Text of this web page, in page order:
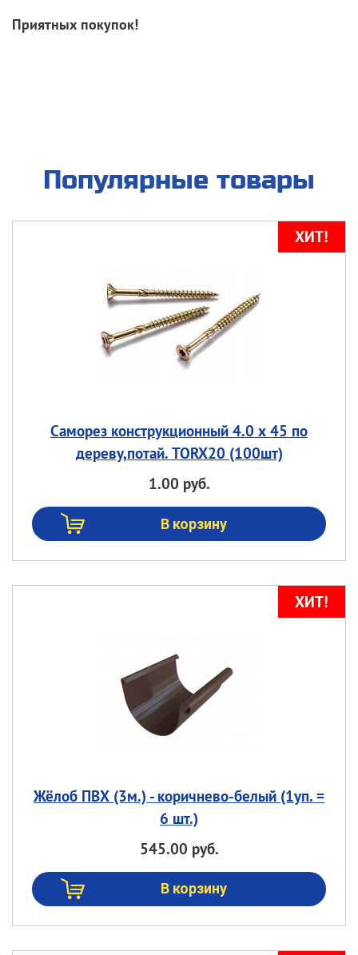
Приятных покупок!
Популярные товары
Саморез конструкционный 4.0 х 45 по
дереву,потай. TORX20 (100шт)
1.00 руб.
Жёлоб ПВХ (3м.) - коричнево-белый (1уп. =
6 шт.)
545.00 руб.